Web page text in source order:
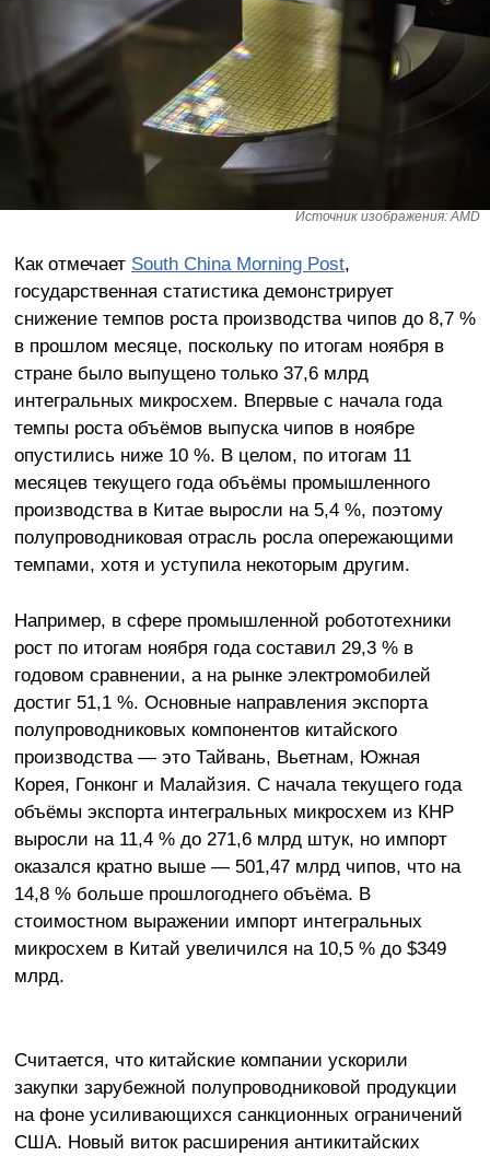
Источник изображения: AMD
Как отмечает South China Morning Post,
государственная статистика демонстрирует
снижение темпов роста производства чипов до 8,7 %
в прошлом месяце, поскольку по итогам ноября в
стране было выпущено только 37,6 млрд
интегральных микросхем. Впервые с начала года
темпы роста объёмов выпуска чипов в ноябре
опустились ниже 10 %. В целом, по итогам 11
месяцев текущего года объёмы промышленного
производства в Китае выросли на 5,4 %, поэтому
полупроводниковая отрасль росла опережающими
темпами, хотя и уступила некоторым другим.
Например, в сфере промышленной робототехники
рост по итогам ноября года составил 29,3 % в
годовом сравнении, а на рынке электромобилей
достиг 51,1 %. Основные направления экспорта
полупроводниковых компонентов китайского
производства — это Тайвань, Вьетнам, Южная
Корея, Гонконг и Малайзия. С начала текущего года
объёмы экспорта интегральных микросхем из КНР
выросли на 11,4 % до 271,6 млрд штук, но импорт
оказался кратно выше — 501,47 млрд чипов, что на
14,8 % больше прошлогоднего объёма. В
стоимостном выражении импорт интегральных
микросхем в Китай увеличился на 10,5 % до $349
млрд.
Считается, что китайские компании ускорили
закупки зарубежной полупроводниковой продукции
на фоне усиливающихся санкционных ограничений
США. Новый виток расширения антикитайских